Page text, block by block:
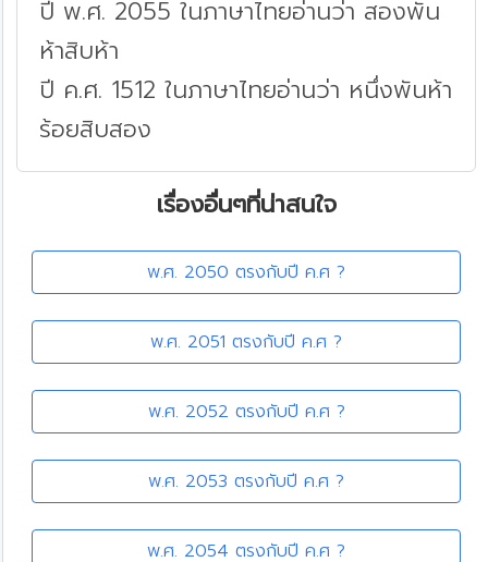
ปี พ.ศ. 2055 ในภาษาไทยอ่านว่า สองพัน
ห้าสิบห้า
ปี ค.ศ. 1512 ในภาษาไทยอ่านว่า หนึ่งพันห้า
ร้อยสิบสอง
เรื่องอื่นๆที่น่าสนใจ
พ.ศ. 2050 ตรงกับปี ค.ศ ?
พ.ศ. 2051 ตรงกับปี ค.ศ ?
พ.ศ. 2052 ตรงกับปี ค.ศ ?
พ.ศ. 2053 ตรงกับปี ค.ศ ?
พ.ศ. 2054 ตรงกับปี ค.ศ ?